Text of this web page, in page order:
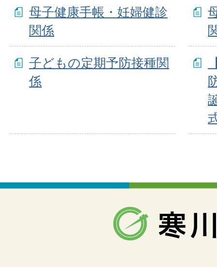
母子健康手帳・妊婦健診
関係
子どもの定期予防接種関
係